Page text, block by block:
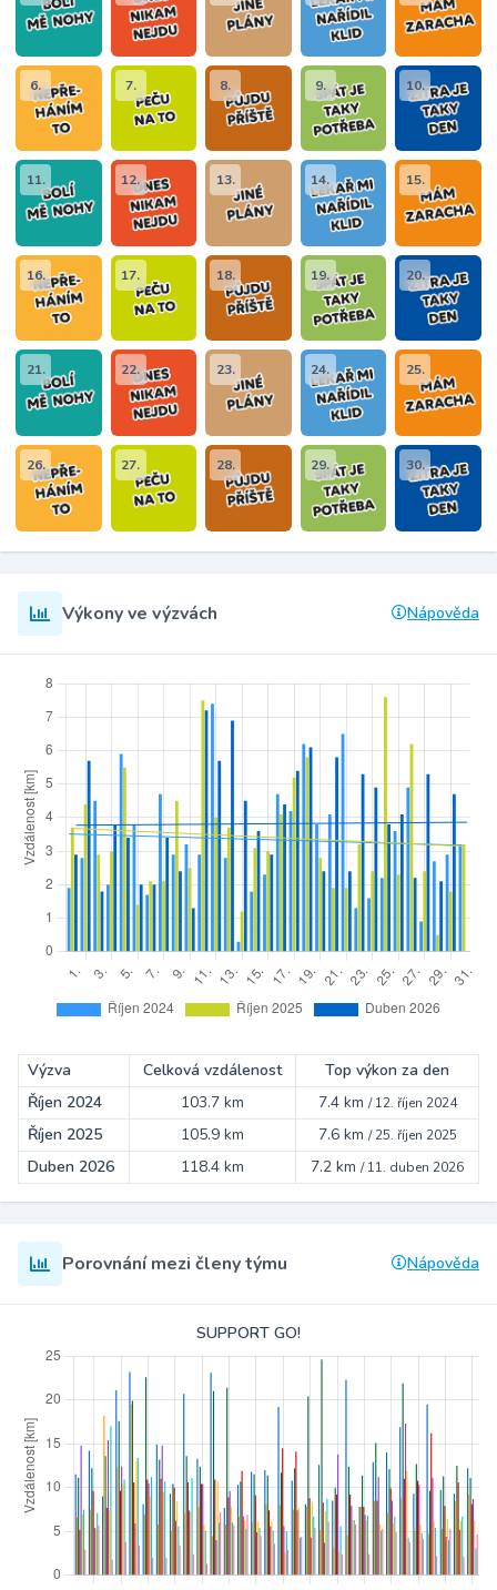
6. 7. 8. 9. 10.
11. 12. 13. 14. 15.
16. 17. 18. 19. 20.
21. 22. 23. 24. 25.
26. 27. 28. 29. 30.
Výkony ve výzvách Nápověda
Výzva Celková vzdálenost
Top výkon za den
Říjen 2024
103.7 km 7.4 km /12. říjen 2024
Říjen 2025 105.9 km 7.6 km /25. říjen 2025
Duben 2026 118.4 km 7.2 km /11. duben 2026
Porovnání mezi členy týmu Nápověda
SUPPORT GO!